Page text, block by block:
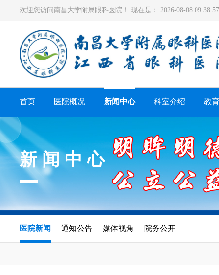
欢迎您访问南昌大学附属眼科医院！ 现在是： 2026-08-08
首页 医院概况 新闻中心 科室介绍 教
新闻中心
医院新闻 通知公告 媒体视角 院务公开